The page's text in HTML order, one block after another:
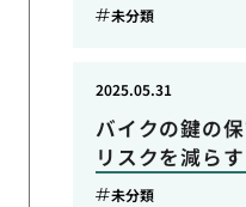
未分類
バイクの鍵の
リスクを減ら
2025.05.31
未分類